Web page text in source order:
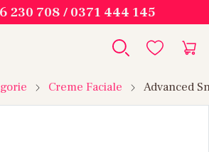
230 708 / 0371 444 145
Creme Faciale Advanced